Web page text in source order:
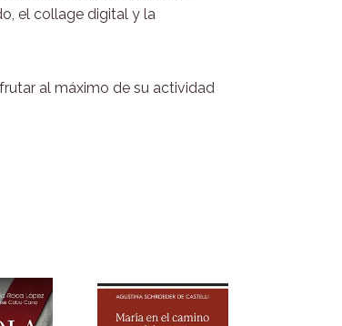
el collage digital y la
al máximo de su actividad